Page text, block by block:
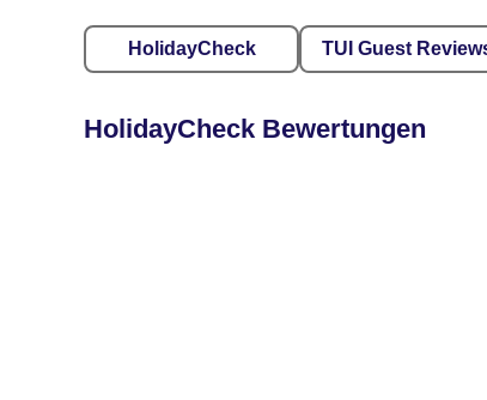
HolidayCheck TUI Guest
HolidayCheck Bewertungen